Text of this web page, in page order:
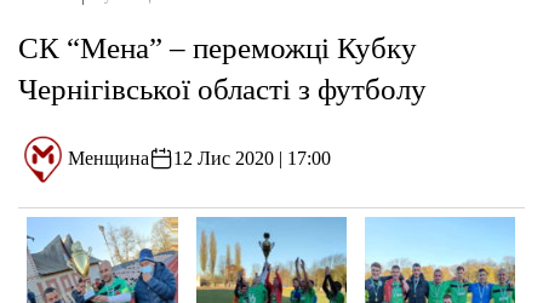
СК “Мена” – переможці Кубку
Чернігівської області з футболу
Менщина 12 Лис 2020 | 17:00